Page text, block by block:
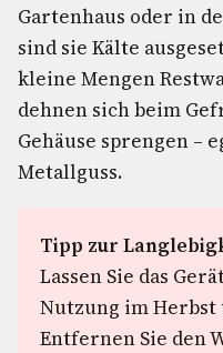
Gartenhaus oder in
sind sie Kälte
kleine Mengen
dehnen sich beim
Gehäuse sprengen –
Metallguss.
Tipp zur
Lassen Sie das
Nutzung im Herbst
Entfernen Sie den